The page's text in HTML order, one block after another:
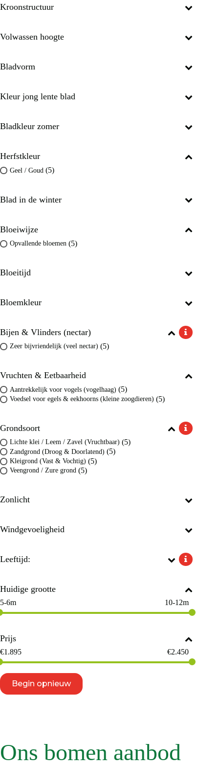
Ons bomen aanbod
Kroonstructuur
Volwassen hoogte
Bladvorm
Kleur jong lente blad
Bladkleur zomer
Herfstkleur
Geel / Goud (5)
Blad in de winter
Bloeiwijze
Opvallende bloemen (5)
Bloeitijd
Bloemkleur
Bijen & Vlinders (nectar)
Zeer bijvriendelijk (veel nectar) (5)
Vruchten & Eetbaarheid
Aantrekkelijk voor vogels (vogelhaag) (5)
Voedsel voor egels & eekhoorns (kleine zoogdieren) (5)
Grondsoort
Lichte klei / Leem / Zavel (Vruchtbaar) (5)
Zandgrond (Droog & Doorlatend) (5)
Kleigrond (Vast & Vochtig) (5)
Veengrond / Zure grond (5)
Zonlicht
Windgevoeligheid
Leeftijd:
Huidige grootte
5-6m 10-12m
Prijs
€1.895 €2.450
Begin opnieuw